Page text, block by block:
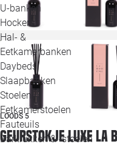
U-banken
Hockers
Hal- &
Eetkamerbanken
Daybeds
Slaapbanken
Stoelen
Eetkamerstoelen
Fauteuils
Barkrukken & -stoelen
LOODS 5
Geurstokje Luxe La